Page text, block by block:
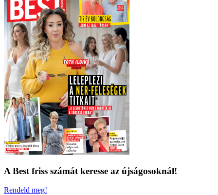
A Best friss számát keresse az újságosoknál!
Rendeld meg!